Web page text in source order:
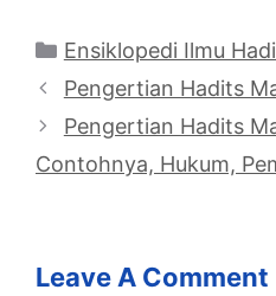
Categories
Ensiklopedi Ilmu
Pengertian Hadits
Pengertian Hadits
Contohnya, Hukum,
Leave A Comment